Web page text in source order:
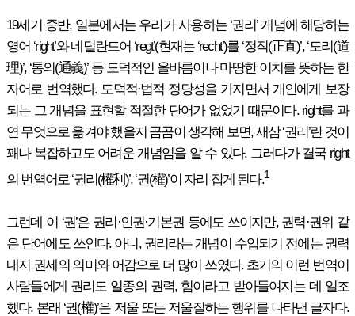
19세기 중반, 일본에서는 우리가 사용하는 ‘권리’ 개념에 해당하는
영어 ‘right’와 네덜란드어 ‘regt’(현재는 ‘recht’)를 ‘정직(正直)’, ‘도리(道
理)’, ‘통의(通義)’ 등 도덕적인 올바름이나 마땅한 이치를 뜻하는 한
자어로 번역했다. 도덕적·법적 정당성을 가지면서 개인에게 보장
되는 그 개념을 표현할 적절한 단어가 없었기 때문이다. right를 과
연 무엇으로 옮겨야 했을지 곰곰이 생각해 보면, 새삼 ‘권리’란 것이
꽤나 복잡하고도 어려운 개념임을 알 수 있다. 그러다가 결국 right
의 번역어로 ‘권리(權利)’, ‘권(權)’이 자리 잡게 된다.1
그런데 이 ‘권’은 권리·인권·기본권 등에도 쓰이지만, 권력·권위 같
은 단어에도 쓰인다. 아니, 권리라는 개념이 수입되기 전에는 권력
내지 권세의 의미와 어감으로 더 많이 쓰였다. 초기의 이런 번역이
사람들에게 권리도 일종의 권력, 힘이라고 받아들여지는 데 일조
했다. 본래 ‘권(權)’은 저울 또는 저울질하는 행위를 나타낸 글자다.